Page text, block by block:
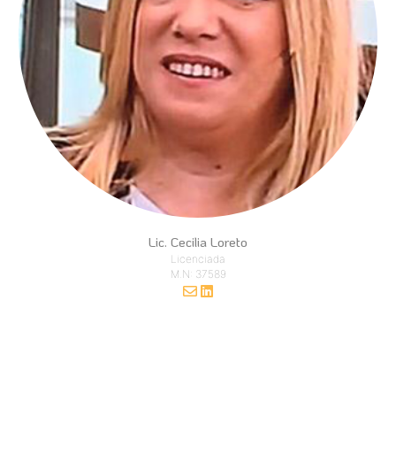
Lic. Cecilia Loreto
Licenciada
M.N: 37589